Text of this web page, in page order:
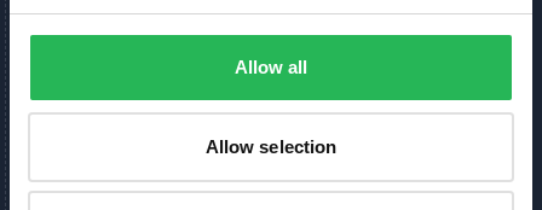
Allow all
Allow selection